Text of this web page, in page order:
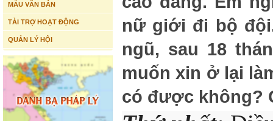
MẪU VĂN BẢN
TÀI TRỢ HOẠT ĐỘNG
QUẢN LÝ HỘI
nữ giới đi bộ
ngũ, sau 18
muốn xin ở lại
có được không?